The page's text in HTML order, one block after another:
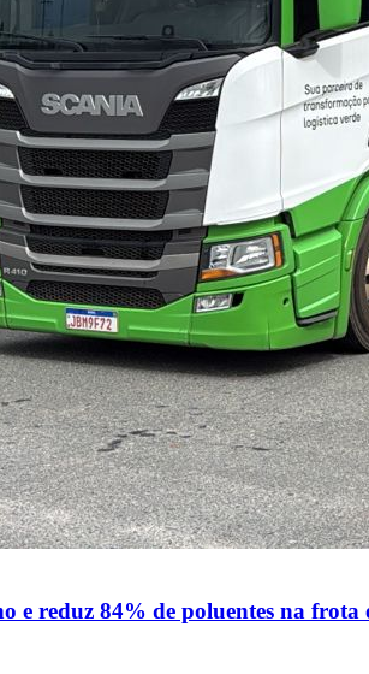
reduz 84% de poluentes na frota